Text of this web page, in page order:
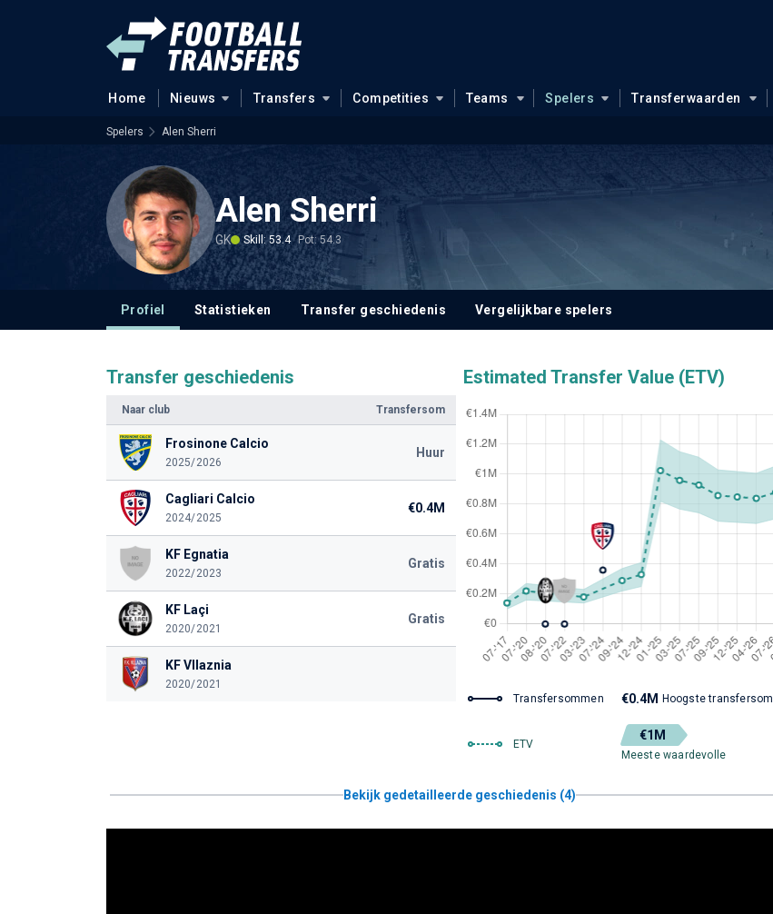
Home Nieuws Transfers Competities Teams Spelers Transferwaarden
Spelers Alen Sherri
Alen Sherri
GK Skill: 53.4 Pot: 54.3
Profiel Statistieken Transfer geschiedenis Vergelijkbare spelers
Transfer geschiedenis
Naar club Transfersom
Frosinone Calcio
2025/2026
Huur
Cagliari Calcio
2024/2025
€0.4M
KF Egnatia
2022/2023
Gratis
KF Laçi
2020/2021
Gratis
KF Vllaznia
2020/2021
Estimated Transfer Value (ETV)
Transfersommen €0.4M Hoogste transfersom
ETV
€1M
Meeste waardevolle
Bekijk gedetailleerde geschiedenis (4)